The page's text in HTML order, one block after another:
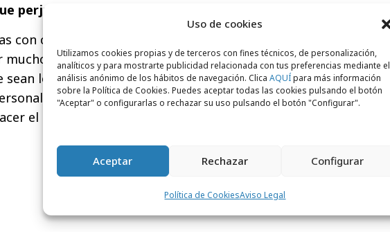
Uso de cookies
Utilizamos cookies propias y de terceros con fines técnicos, de personalización,
analíticos y para mostrarte publicidad relacionada con tus preferencias mediante el
análisis anónimo de los hábitos de navegación. Clica AQUÍpara más información
sobre la Política de Cookies. Puedes aceptar todas las cookies pulsando el botón
"Aceptar" o configurarlas o rechazar su uso pulsando el botón "Configurar".
Aceptar Rechazar Configurar
Política de CookiesAviso Legal
perjudican
con criterio -y estas son las palabras mágicas-
mucho a controlar esta pandemia, pero da un poco
los estados los que puedan acceder a esa
Tengo mucho más miedo al uso que de esos
el estado que el que pueda hacer Amazon o El